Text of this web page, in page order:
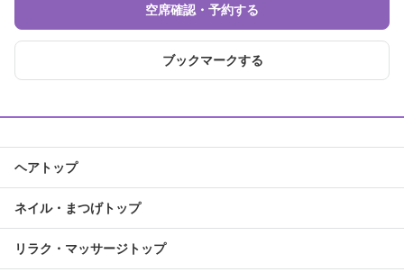
空席確認・予約する
ブックマークする
ヘアトップ
ネイル・まつげトップ
リラク・マッサージトップ